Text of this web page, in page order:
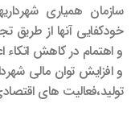
سازمان همیاری
خودکفایی آنها از طریق
و اهتمام در کاهش
و افزایش توان مالی
تولید،فعالیت های